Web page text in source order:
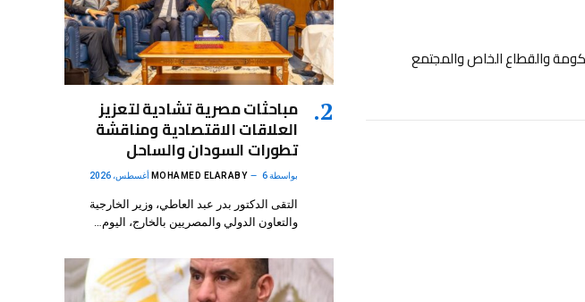
والقطاع الخاص والمجتمع
مباحثات مصرية تشادية لتعزيز
العلاقات الاقتصادية ومناقشة
تطورات السودان والساحل
بواسطة MOHAMED ELARABY 6 أغسطس، 2026
التقى الدكتور بدر عبد العاطي، وزير الخارجية
والتعاون الدولي والمصريين بالخارج، اليوم…